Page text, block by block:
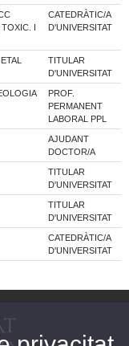
I
CATEDRÀTIC/A
D'UNIVERSITAT
TITULAR
D'UNIVERSITAT
PROF.
PERMANENT
LABORAL PPL
AJUDANT
DOCTOR/A
TITULAR
D'UNIVERSITAT
TITULAR
D'UNIVERSITAT
CATEDRÀTIC/A
D'UNIVERSITAT